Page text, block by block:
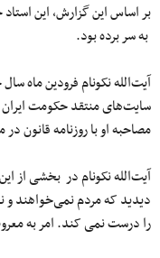
بر اساس این گزارش، این
به سر برده بود.
آیت‌الله نکونام فرودین ماه
سایت‌های منتقد حکومت ایران
مصاحبه او با روزنامه
آیت‌الله نکونام در بخشی از
دیدید که مردم نمی‌خواهند و
را درست نمی کند. امر به